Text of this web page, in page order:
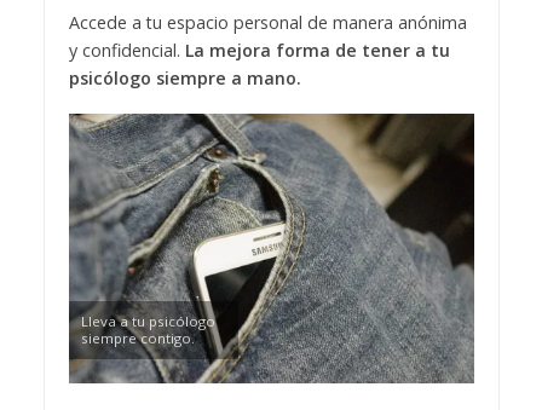
Accede a tu espacio personal de manera anónima
y confidencial. La mejora forma de tener a tu
psicólogo siempre a mano.
Lleva a tu psicólogo
siempre contigo.